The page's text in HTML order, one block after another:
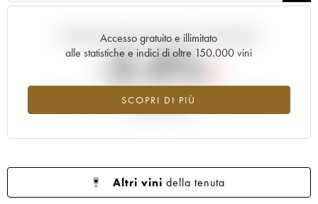
Accesso gratuito e illimitato
alle statistiche e indici di oltre 150.000 vini
SCOPRI DI PIÙ
Andamento della quotazione in tempo reale
-2.4%
Tendenza al ribasso per il valore dell'annata 2008 nel 2026
Altri vini della tenuta